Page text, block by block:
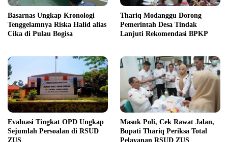
Basarnas Ungkap Kronologi
Tenggelamnya Riska Halid alias
Cika di Pulau Bogisa
Thariq Modanggu Dorong
Pemerintah Desa Tindak
Lanjuti Rekomendasi BPKP
Evaluasi Tingkat OPD Ungkap
Sejumlah Persoalan di RSUD
ZUS
Masuk Poli, Cek Rawat Jalan,
Bupati Thariq Periksa Total
Pelayanan RSUD ZUS